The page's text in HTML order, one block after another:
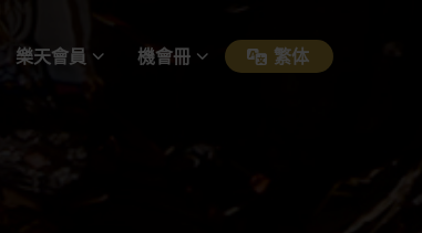
樂天會員 機會冊 繁体